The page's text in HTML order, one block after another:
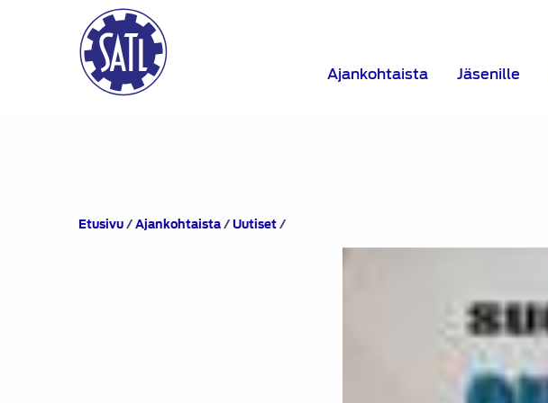
Ajankohtaista Jäsenille
Etusivu/Ajankohtaista/Uutiset/Suomen